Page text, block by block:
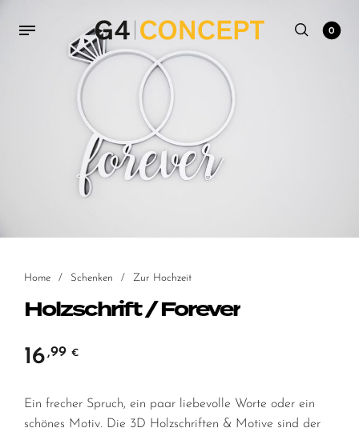
0
Home / Schenken / Zur Hochzeit
Holzschrift / Forever
16 ,99 €
Ein frecher Spruch, ein paar liebevolle Worte oder ein
schönes Motiv. Die 3D Holzschriften & Motive sind der